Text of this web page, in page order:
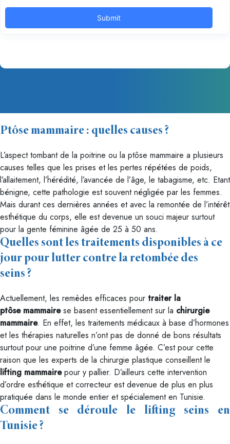
Ptôse mammaire : quelles causes ?
L’aspect tombant de la poitrine ou la ptôse mammaire a plusieurs
causes telles que les prises et les pertes répétées de poids,
l’allaitement, l’hérédité, l’avancée de l’âge, le tabagisme, etc. Etant
bénigne, cette pathologie est souvent négligée par les femmes.
Mais durant ces dernières années et avec la remontée de l’intérêt
esthétique du corps, elle est devenue un souci majeur surtout
pour la gente féminine âgée de 25 à 50 ans.
Quelles sont les traitements disponibles à ce
jour pour lutter contre la retombée des
seins ?
Actuellement, les remèdes efficaces pour traiter la
ptôse mammairese basent essentiellement sur la chirurgie
mammaire. En effet, les traitements médicaux à base d’hormones
et les thérapies naturelles n’ont pas de donné de bons résultats
surtout pour une poitrine d’une femme âgée. C’est pour cette
raison que les experts de la chirurgie plastique conseillent le
lifting mammairepour y pallier. D’ailleurs cette intervention
d’ordre esthétique et correcteur est devenue de plus en plus
pratiquée dans le monde entier et spécialement en Tunisie.
Comment se déroule le lifting seins en
Tunisie ?